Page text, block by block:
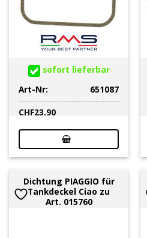
sofort lieferbar
Art-Nr:
651087
CHF23.90
Dichtung PIAGGIO für
Tankdeckel Ciao zu
Art. 015760